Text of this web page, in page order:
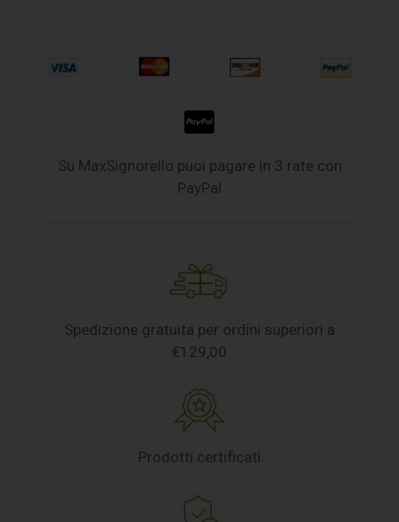
Su MaxSignorello puoi pagare in 3 rate con
PayPal
Spedizione gratuita per ordini superiori a
€129,00
Prodotti certificati